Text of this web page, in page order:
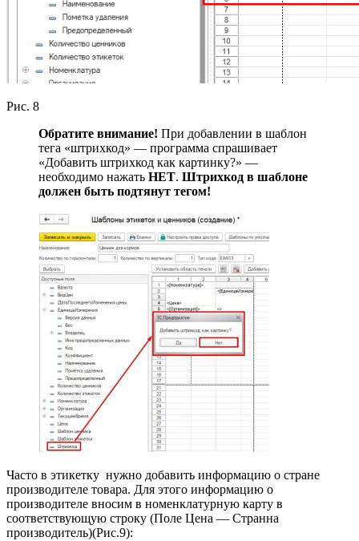
Рис. 8
Обратите внимание! При добавлении в шаблон
тега «штрихкод» — программа спрашивает
«Добавить штрихкод как картинку?» —
необходимо нажать НЕТ. Штрихкод в шаблоне
должен быть подтянут тегом!
Часто в этикетку нужно добавить информацию о стране
производителе товара. Для этого информацию о
производителе вносим в номенклатурную карту в
соответствующую строку (Поле Цена — Странна
производитель)(Рис.9):